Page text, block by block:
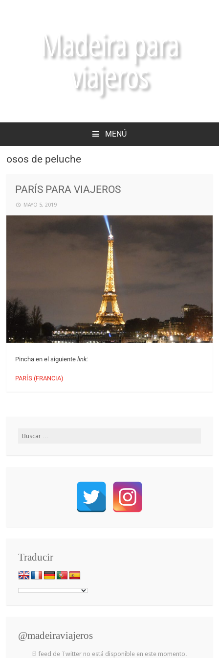
Madeira para
viajeros
MENÚ
osos de peluche
PARÍS PARA VIAJEROS
MAYO 5, 2019
Pincha en el siguiente link:
PARÍS (FRANCIA)
Traducir
@madeiraviajeros
El feed de Twitter no está disponible en este momento.